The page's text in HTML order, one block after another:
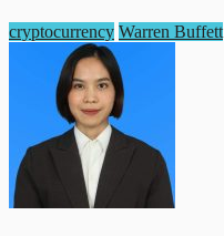
cryptocurrency Warren Buffett